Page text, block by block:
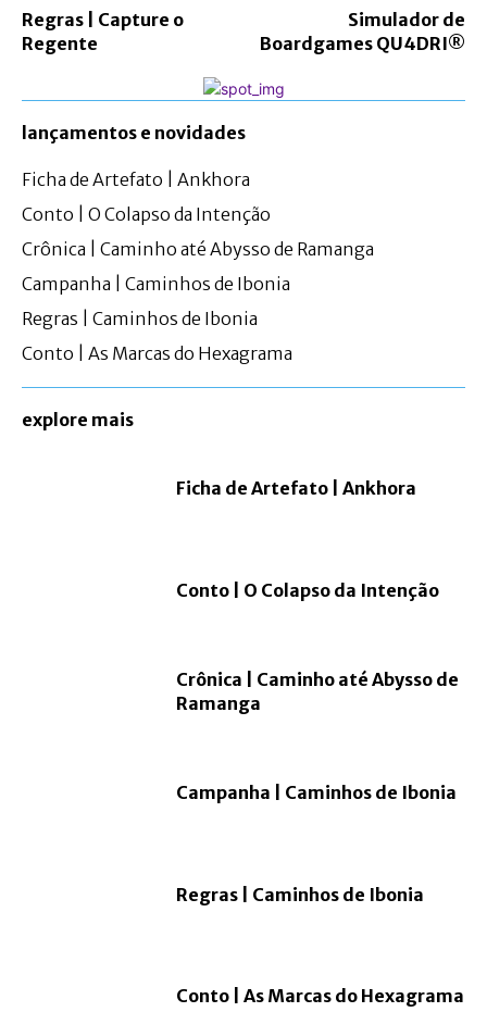
Regras | Capture o
Regente
Simulador de
Boardgames QU4DRI®
lançamentos e novidades
Ficha de Artefato | Ankhora
Conto | O Colapso da Intenção
Crônica | Caminho até Abysso de Ramanga
Campanha | Caminhos de Ibonia
Regras | Caminhos de Ibonia
Conto | As Marcas do Hexagrama
explore mais
Ficha de Artefato | Ankhora
Conto | O Colapso da Intenção
Crônica | Caminho até Abysso de
Ramanga
Campanha | Caminhos de Ibonia
Regras | Caminhos de Ibonia
Conto | As Marcas do Hexagrama